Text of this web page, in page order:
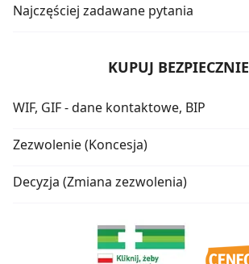
Najczęściej zadawane pytania
KUPUJ BEZPIECZNIE
WIF, GIF - dane kontaktowe, BIP
Zezwolenie (Koncesja)
Decyzja (Zmiana zezwolenia)